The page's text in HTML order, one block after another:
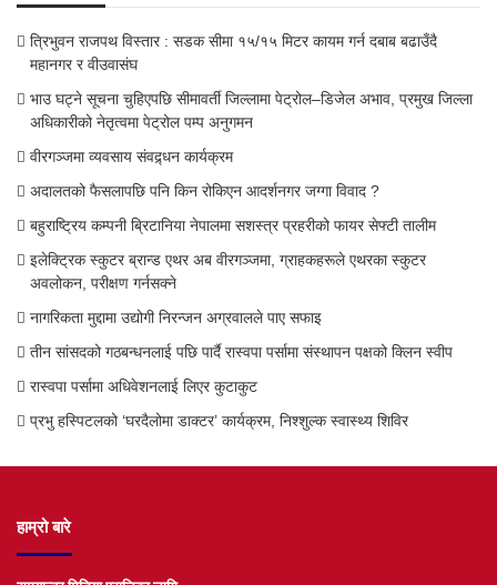
त्रिभुवन राजपथ विस्तार : सडक सीमा १५/१५ मिटर कायम गर्न दबाब बढाउँदै
महानगर र वीउवासंघ
भाउ घट्ने सूचना चुहिएपछि सीमावर्ती जिल्लामा पेट्रोल–डिजेल अभाव, प्रमुख जिल्ला
अधिकारीको नेतृत्वमा पेट्रोल पम्प अनुगमन
वीरगञ्जमा व्यवसाय संवद्र्धन कार्यक्रम
अदालतको फैसलापछि पनि किन रोकिएन आदर्शनगर जग्गा विवाद ?
बहुराष्ट्रिय कम्पनी ब्रिटानिया नेपालमा सशस्त्र प्रहरीको फायर सेफ्टी तालीम
इलेक्ट्रिक स्कुटर ब्रान्ड एथर अब वीरगञ्जमा, ग्राहकहरूले एथरका स्कुटर
अवलोकन, परीक्षण गर्नसक्ने
नागरिकता मुद्दामा उद्योगी निरन्जन अग्रवालले पाए सफाइ
तीन सांसदको गठबन्धनलाई पछि पार्दै रास्वपा पर्सामा संस्थापन पक्षको क्लिन स्वीप
रास्वपा पर्सामा अधिवेशनलाई लिएर कुटाकुट
प्रभु हस्पिटलको ‘घरदैलोमा डाक्टर’ कार्यक्रम, निश्शुल्क स्वास्थ्य शिविर
हाम्रो बारे